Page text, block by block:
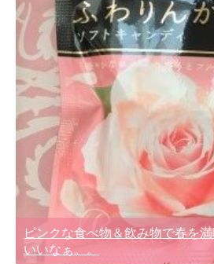
ピンクな食べ物＆飲み物で春を
いいなぁ。。